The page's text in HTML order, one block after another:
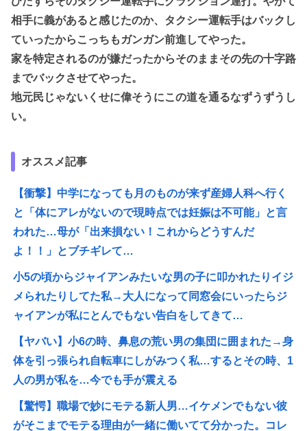
相手に義があると感じたのか、タクシー運転手はバックし
ていったからこっちもガンガン前進してやった。
家を特定されるのが嫌だったからそのままその先の十字路
までバックさせてやった。
地元民じゃないくせに偉そうにこの道を通るなずうずうし
い。
オススメ記事
【衝撃】中学になっても月のものが来ず産婦人科へ行く
と「体にアレがないので現時点では妊娠は不可能」と言
われた…母が「出来損ない！これからどうすんだ
よ！！」とブチギレて…
小5の頃からジャイアンみたいな男の子に叩かれたりイジ
メられたりしてた私→大人になって同窓会にいったらジ
ャイアンが私にとんでもない告白をしてきて…
【ヤバい】小6の時、鼻息の荒い男の集団に囲まれた→身
体を引っ張られ自転車にしがみつく私…するとその時、1
人の男が私を…今でも手が震える
【驚愕】職場で妙にモテる新人男…イケメンでもない彼
がそこまでモテる理由が一緒に働いてて分かった。コレ